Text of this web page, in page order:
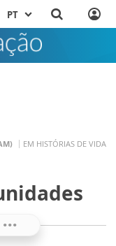
PT
EM HISTÓRIAS DE VIDA